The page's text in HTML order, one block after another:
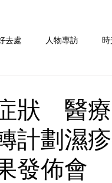
去處 人物專訪 時
狀 醫
計劃濕
發佈會